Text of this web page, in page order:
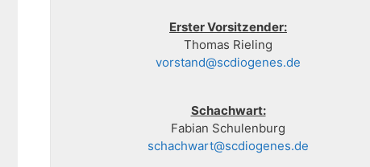
Erster Vorsitzender:
Thomas Rieling
vorstand@scdiogenes.de
Schachwart:
Fabian Schulenburg
schachwart@scdiogenes.de